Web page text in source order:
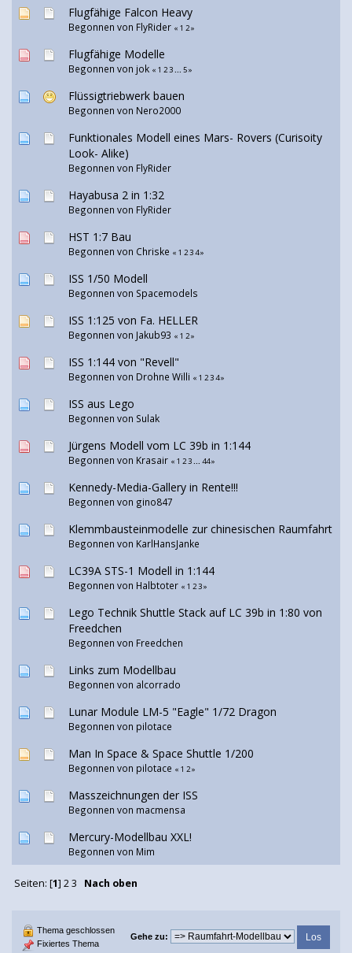
Flugfähige Falcon Heavy
Begonnen von FlyRider « 1 2»
Flugfähige Modelle
Begonnen von jok « 1 23... 5»
Flüssigtriebwerk bauen
Begonnen von Nero2000
Funktionales Modell eines Mars- Rovers (Curisoity
Look- Alike)
Begonnen von FlyRider
Hayabusa 2 in 1:32
Begonnen von FlyRider
HST 1:7 Bau
Begonnen von Chriske « 1 234»
ISS 1/50 Modell
Begonnen von Spacemodels
ISS 1:125 von Fa. HELLER
Begonnen von Jakub93 « 1 2»
ISS 1:144 von "Revell"
Begonnen von Drohne Willi « 1 234»
ISS aus Lego
Begonnen von Sulak
Jürgens Modell vom LC 39b in 1:144
Begonnen von Krasair « 1 23... 44»
Kennedy-Media-Gallery in Rente!!!
Begonnen von gino847
Klemmbausteinmodelle zur chinesischen Raumfahrt
Begonnen von KarlHansJanke
LC39A STS-1 Modell in 1:144
Begonnen von Halbtoter « 1 23»
Lego Technik Shuttle Stack auf LC 39b in 1:80 von
Freedchen
Begonnen von Freedchen
Links zum Modellbau
Begonnen von alcorrado
Lunar Module LM-5 "Eagle" 1/72 Dragon
Begonnen von pilotace
Man In Space & Space Shuttle 1/200
Begonnen von pilotace « 1 2»
Masszeichnungen der ISS
Begonnen von macmensa
Mercury-Modellbau XXL!
Begonnen von Mim
Seiten: [1] 2 3 Nach oben
Gehe zu:
Thema geschlossen
Fixiertes Thema